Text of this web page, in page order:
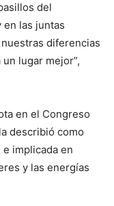
del
en las juntas
diferencias
lugar mejor”,
en el Congreso
describió como
implicada en
y las energías